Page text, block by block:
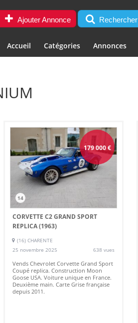
Ajouter Annonce Rechercher
Accueil Catégories Annonces
179 000€
14
CORVETTE C2 GRAND SPORT
REPLICA (1963)
(16) CHARENTE
25 novembre 2025
638 vues
Vends Chevrolet Corvette Grand Sport
Coupé replica. Construction Moon
Goose USA. Voiture unique en France.
Deuxième main. Carte Grise française
depuis 2011.